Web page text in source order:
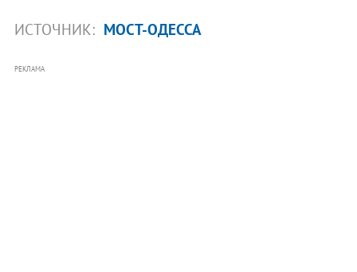
ИСТОЧНИК: МОСТ-ОДЕССА
РЕКЛАМА